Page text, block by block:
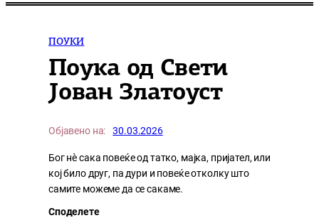
a
ПОУКИ
Поука од Свети
Јован Златоуст
Објавено на: 30.03.2026
Бог нѐ сака повеќе од татко, мајка, пријател, или
кој било друг, па дури и повеќе отколку што
самите можеме да се сакаме.
Споделете